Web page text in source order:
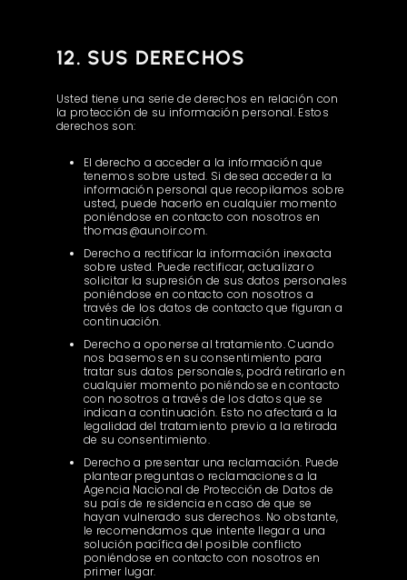
12. SUS DERECHOS
Usted tiene una serie de derechos en relación con
la protección de su información personal. Estos
derechos son:
El derecho a acceder a la información que
tenemos sobre usted. Si desea acceder a la
información personal que recopilamos sobre
usted, puede hacerlo en cualquier momento
poniéndose en contacto con nosotros en
thomas@aunoir.com.
Derecho a rectificar la información inexacta
sobre usted. Puede rectificar, actualizar o
solicitar la supresión de sus datos personales
poniéndose en contacto con nosotros a
través de los datos de contacto que figuran a
continuación.
Derecho a oponerse al tratamiento. Cuando
nos basemos en su consentimiento para
tratar sus datos personales, podrá retirarlo en
cualquier momento poniéndose en contacto
con nosotros a través de los datos que se
indican a continuación. Esto no afectará a la
legalidad del tratamiento previo a la retirada
de su consentimiento.
Derecho a presentar una reclamación. Puede
plantear preguntas o reclamaciones a la
Agencia Nacional de Protección de Datos de
su país de residencia en caso de que se
hayan vulnerado sus derechos. No obstante,
le recomendamos que intente llegar a una
solución pacífica del posible conflicto
poniéndose en contacto con nosotros en
primer lugar.